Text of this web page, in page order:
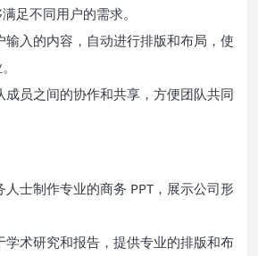
足不同用户的需求。
输入的内容，自动进行排版和布局，使
成员之间的协作和共享，方便团队共同
人士制作专业的商务 PPT，展示公司形
学术研究和报告，提供专业的排版和布